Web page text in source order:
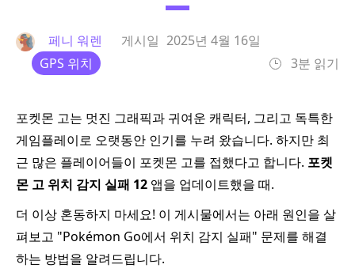
페니 워렌 게시일 2025년 4월 16일
GPS 위치
3분 읽기
포켓몬 고는 멋진 그래픽과 귀여운 캐릭터, 그리고 독특한
게임플레이로 오랫동안 인기를 누려 왔습니다. 하지만 최
근 많은 플레이어들이 포켓몬 고를 접했다고 합니다. 포켓
몬 고 위치 감지 실패 12 앱을 업데이트했을 때.
더 이상 혼동하지 마세요! 이 게시물에서는 아래 원인을 살
펴보고 "Pokémon Go에서 위치 감지 실패" 문제를 해결
하는 방법을 알려드립니다.